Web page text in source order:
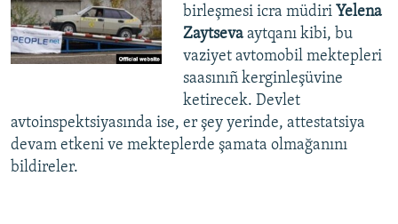
birleşmesi icra müdiri Yelena
Zaytsevaaytqanı kibi, bu
vaziyet avtomobil mektepleri
saasınıñ kerginleşüvine
ketirecek. Devlet
avtoinspektsiyasında ise, er şey yerinde, attestatsiya
devam etkeni ve mekteplerde şamata olmağanını
bildireler.